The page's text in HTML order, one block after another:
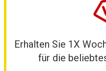
Erhalten Sie 1X
für die